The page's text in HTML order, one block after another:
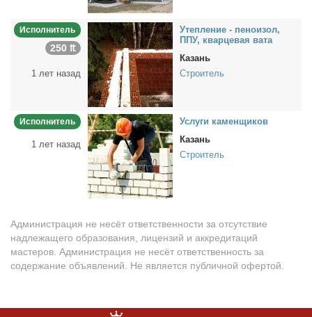
Исполнитель
250 ₶
1 лет назад
Утеп­ле­ние - пе­но­изол,
ППУ, квар­це­вая ва­та
Казань
Строитель
Исполнитель
1 лет назад
Услу­ги ка­мен­щи­ков
Казань
Строитель
Администрация не несёт ответственности за отсутствие
надлежащего образования, лицензий и аккредитаций
мастеров. Администрация не несёт ответственность за
содержание объявлений. Не является публичной офертой.